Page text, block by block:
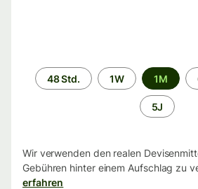
Zeitraum
48 Std. 1W 1M
5J
Wir verwenden den realen
Gebühren hinter einem Aufschlag zu
erfahren